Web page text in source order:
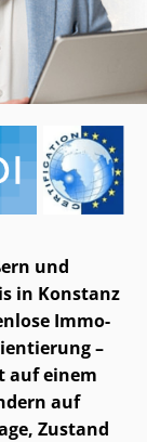
und
in Konstanz
Im­mo­
–
auf einem
auf
Zustand